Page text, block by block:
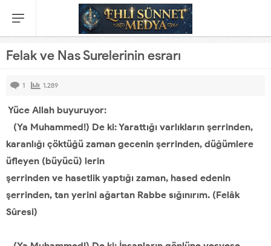
Felak ve Nas Surelerinin esrarı
1 1.289
Yüce Allah buyuruyor:
(Ya Muhammed!) De ki: Yarattığı varlıkların şerrinden,
karanlığı çöktüğü zaman gecenin şerrinden, düğümlere
üfleyen (büyücü) lerin
şerrinden ve hasetlik yaptığı zaman, hased edenin
şerrinden, tan yerini ağartan Rabbe sığınırım. (Felâk
Sûresi)